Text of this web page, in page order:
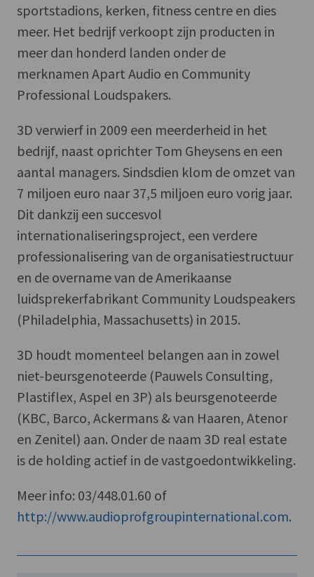
sportstadions, kerken, fitness centre en dies
meer. Het bedrijf verkoopt zijn producten in
meer dan honderd landen onder de
merknamen Apart Audio en Community
Professional Loudspakers.
3D verwierf in 2009 een meerderheid in het
bedrijf, naast oprichter Tom Gheysens en een
aantal managers. Sindsdien klom de omzet van
7 miljoen euro naar 37,5 miljoen euro vorig jaar.
Dit dankzij een succesvol
internationaliseringsproject, een verdere
professionalisering van de organisatiestructuur
en de overname van de Amerikaanse
luidsprekerfabrikant Community Loudspeakers
(Philadelphia, Massachusetts) in 2015.
3D houdt momenteel belangen aan in zowel
niet-beursgenoteerde (Pauwels Consulting,
Plastiflex, Aspel en 3P) als beursgenoteerde
(KBC, Barco, Ackermans & van Haaren, Atenor
en Zenitel) aan. Onder de naam 3D real estate
is de holding actief in de vastgoedontwikkeling.
Meer info: 03/448.01.60 of
http://www.audioprofgroupinternational.com.